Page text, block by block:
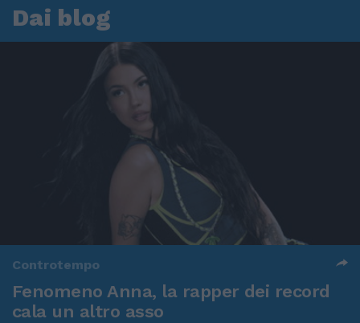
Dai blog
Controtempo
Fenomeno Anna, la rapper dei record
cala un altro asso